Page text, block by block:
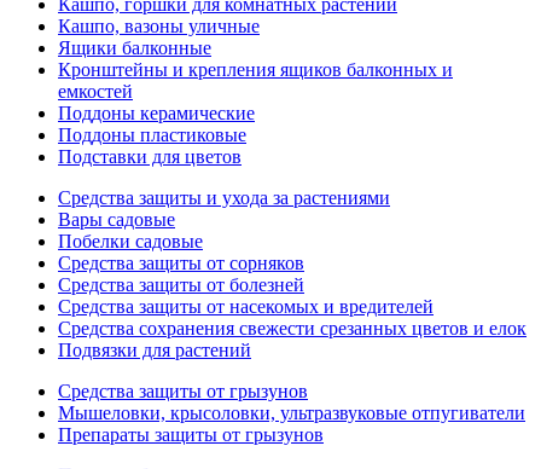
Кашпо, горшки для комнатных растений
Кашпо, вазоны уличные
Ящики балконные
Кронштейны и крепления ящиков балконных и
емкостей
Поддоны керамические
Поддоны пластиковые
Подставки для цветов
Средства защиты и ухода за растениями
Вары садовые
Побелки садовые
Средства защиты от сорняков
Средства защиты от болезней
Средства защиты от насекомых и вредителей
Средства сохранения свежести срезанных цветов и елок
Подвязки для растений
Средства защиты от грызунов
Мышеловки, крысоловки, ультразвуковые отпугиватели
Препараты защиты от грызунов